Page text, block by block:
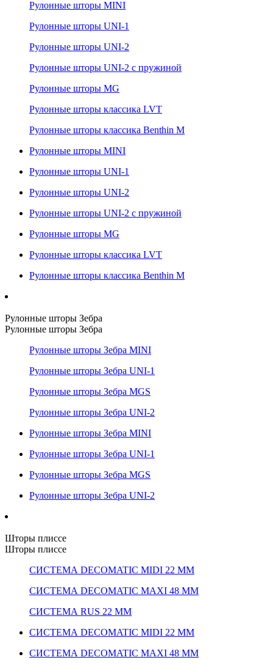
Рулонные шторы MINI
Рулонные шторы UNI-1
Рулонные шторы UNI-2
Рулонные шторы UNI-2 с пружиной
Рулонные шторы MG
Рулонные шторы классика LVT
Рулонные шторы классика Benthin M
Рулонные шторы MINI
Рулонные шторы UNI-1
Рулонные шторы UNI-2
Рулонные шторы UNI-2 с пружиной
Рулонные шторы MG
Рулонные шторы классика LVT
Рулонные шторы классика Benthin M
Рулонные шторы Зебра
Рулонные шторы Зебра
Рулонные шторы Зебра MINI
Рулонные шторы Зебра UNI-1
Рулонные шторы Зебра MGS
Рулонные шторы Зебра UNI-2
Рулонные шторы Зебра MINI
Рулонные шторы Зебра UNI-1
Рулонные шторы Зебра MGS
Рулонные шторы Зебра UNI-2
Шторы плиссе
Шторы плиссе
СИСТЕМА DECOMATIC MIDI 22 ММ
СИСТЕМА DECOMATIC MAXI 48 ММ
СИСТЕМА RUS 22 ММ
СИСТЕМА DECOMATIC MIDI 22 ММ
СИСТЕМА DECOMATIC MAXI 48 ММ